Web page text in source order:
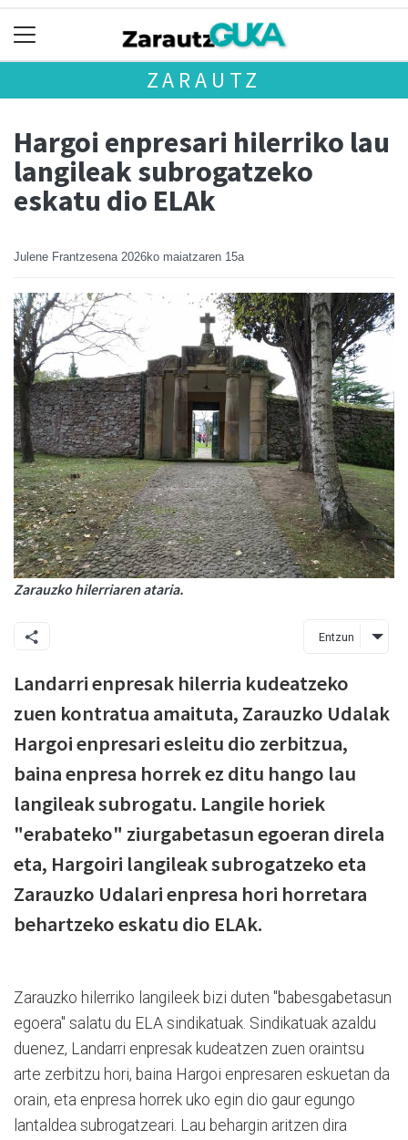
ZARAUTZ
Hargoi enpresari hilerriko lau
langileak subrogatzeko
eskatu dio ELAk
Julene Frantzesena 2026ko maiatzaren 15a
Zarauzko hilerriaren ataria.
Entzun
Landarri enpresak hilerria kudeatzeko
zuen kontratua amaituta, Zarauzko Udalak
Hargoi enpresari esleitu dio zerbitzua,
baina enpresa horrek ez ditu hango lau
langileak subrogatu. Langile horiek
"erabateko" ziurgabetasun egoeran direla
eta, Hargoiri langileak subrogatzeko eta
Zarauzko Udalari enpresa hori horretara
behartzeko eskatu dio ELAk.
Zarauzko hilerriko langileek bizi duten "babesgabetasun
egoera" salatu du ELA sindikatuak. Sindikatuak azaldu
duenez, Landarri enpresak kudeatzen zuen oraintsu
arte zerbitzu hori, baina Hargoi enpresaren eskuetan da
orain, eta enpresa horrek uko egin dio gaur egungo
lantaldea subrogatzeari. Lau behargin aritzen dira